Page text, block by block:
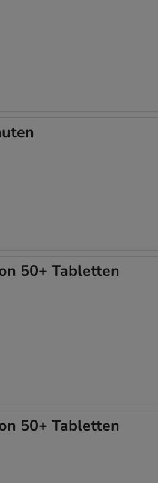
50+ Tabletten
50+ Tabletten